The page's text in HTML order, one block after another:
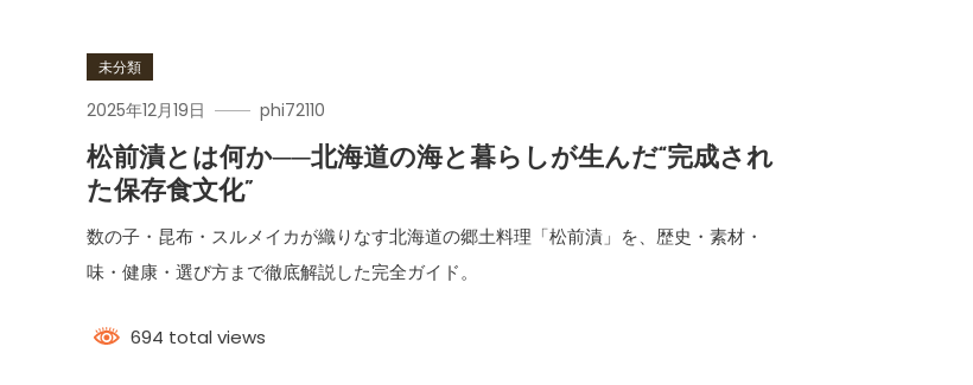
未分類
2025年12月19日 phi72110
松前漬とは何か──北海道の海と暮らしが生んだ“完成され
た保存食文化”
数の子・昆布・スルメイカが織りなす北海道の郷土料理「松前漬」を、歴史・素材・
味・健康・選び方まで徹底解説した完全ガイド。
694 total views